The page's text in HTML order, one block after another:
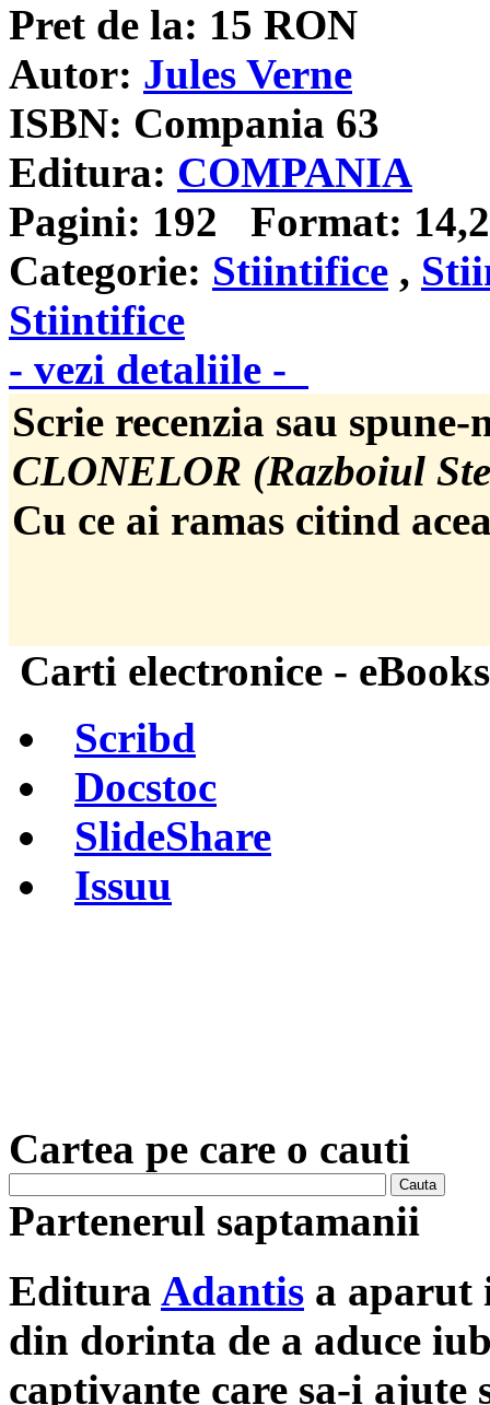
Pret de la: 15 RON
Autor: Jules Verne
ISBN: Compania 63
Editura: COMPANIA
Pagini: 192 Format:
Categorie: Stiintifice ,
Stiintifice
- vezi detaliile -
Scrie recenzia sau
CLONELOR (Razboiul
Cu ce ai ramas citind
Carti electronice - eBooks
Scribd
Docstoc
SlideShare
Issuu
Cartea pe care o cauti
Partenerul saptamanii
Editura Adantis a aparut
din dorinta de a aduce
captivante care sa-i ajute